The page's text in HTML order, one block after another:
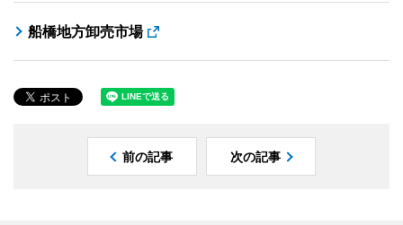
船橋地方卸売市場
前の記事 次の記事